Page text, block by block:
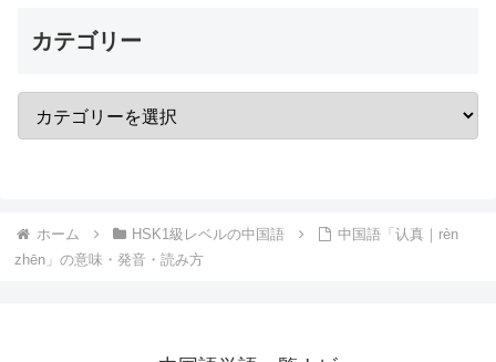
カテゴリー
ホーム HSK1級レベルの中国語
中国語「认真｜rèn
zhēn」の意味・発音・読み方